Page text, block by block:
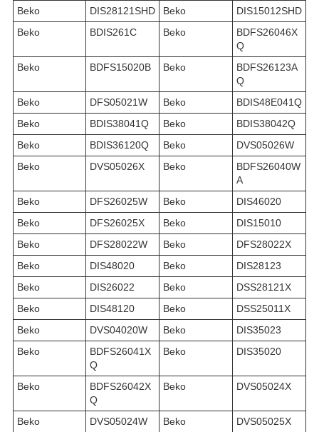
Beko
DIS28121SHD Beko
DIS15012SHD
Beko
BDIS261C Beko
BDFS26046X
Q
Beko
BDFS15020B Beko
BDFS26123A
Q
Beko
DFS05021W Beko
BDIS48E041Q
Beko
BDIS38041Q Beko
BDIS38042Q
Beko
BDIS36120Q Beko
DVS05026W
Beko
DVS05026X Beko
BDFS26040W
A
Beko
DFS26025W Beko
DIS46020
Beko
DFS26025X Beko
DIS15010
Beko
DFS28022W Beko
DFS28022X
Beko
DIS48020 Beko
DIS28123
Beko
DIS26022 Beko
DSS28121X
Beko
DIS48120 Beko
DSS25011X
Beko
DVS04020W Beko
DIS35023
Beko
BDFS26041X
Q
Beko DIS35020
Beko
BDFS26042X
Q
Beko DVS05024X
Beko DVS05024W Beko
DVS05025X